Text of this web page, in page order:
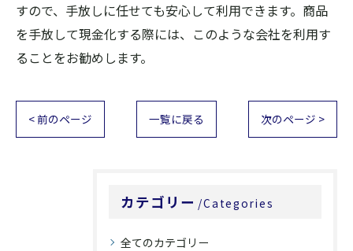
すので、手放しに任せても安心して利用できます。商品
を手放して現金化する際には、このような会社を利用す
ることをお勧めします。
< 前のページ 一覧に戻る 次のページ >
カテゴリー Categories
全てのカテゴリー